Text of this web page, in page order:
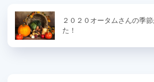
２０２０オータムさんの季
た！